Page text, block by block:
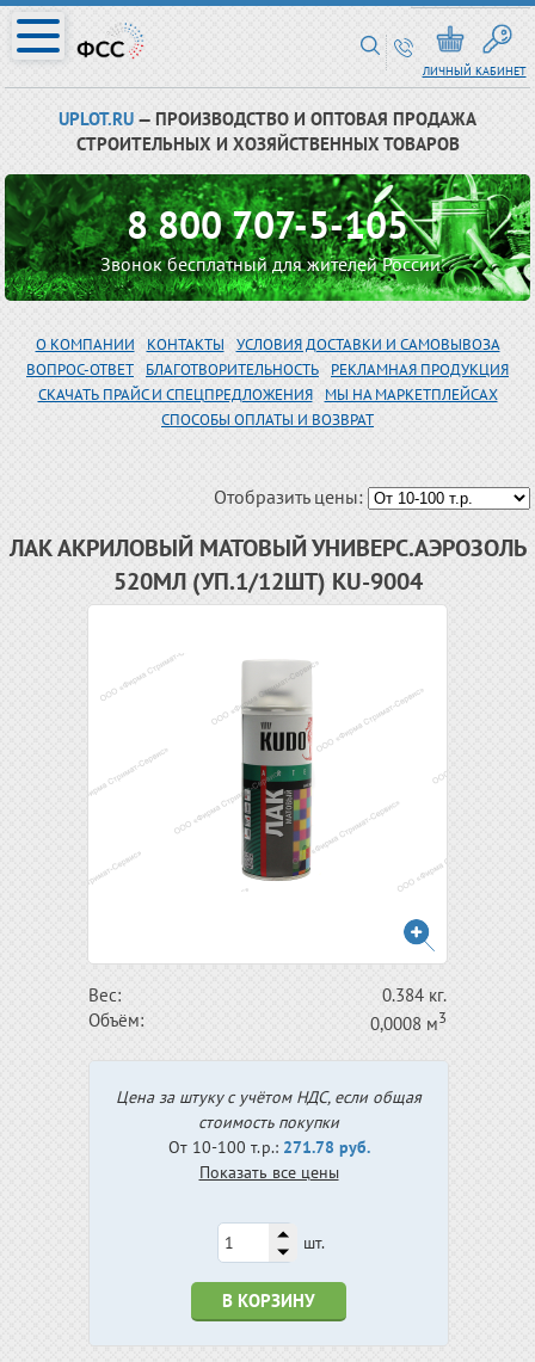
ЛИЧНЫЙ КАБИНЕТ
UPLOT.RU — ПРОИЗВОДСТВО И ОПТОВАЯ ПРОДАЖА
СТРОИТЕЛЬНЫХ И ХОЗЯЙСТВЕННЫХ ТОВАРОВ
8 800 707-5-105
Звонок бесплатный для жителей России
О КОМПАНИИ КОНТАКТЫ
УСЛОВИЯ ДОСТАВКИ И САМОВЫВОЗА
ВОПРОС-ОТВЕТ
БЛАГОТВОРИТЕЛЬНОСТЬ
РЕКЛАМНАЯ ПРОДУКЦИЯ
СКАЧАТЬ ПРАЙС И СПЕЦПРЕДЛОЖЕНИЯ
МЫ НА МАРКЕТПЛЕЙСАХ
СПОСОБЫ ОПЛАТЫ И ВОЗВРАТ
Отобразить цены:
ЛАК АКРИЛОВЫЙ МАТОВЫЙ УНИВЕРС.АЭРОЗОЛЬ
520МЛ (УП.1/12ШТ) KU-9004
Вес:
0.384 кг.
Объём:
0,0008 м3
Цена за штуку с учётом НДС, если общая
стоимость покупки
От 10-100 т.р.: 271.78 руб.
Показать все цены
шт.
В КОРЗИНУ